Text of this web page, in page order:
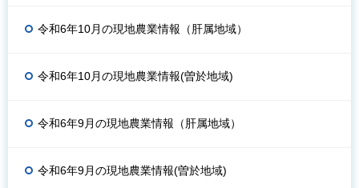
令和6年10月の現地農業情報（肝属地域）
令和6年10月の現地農業情報(曽於地域)
令和6年9月の現地農業情報（肝属地域）
令和6年9月の現地農業情報(曽於地域)